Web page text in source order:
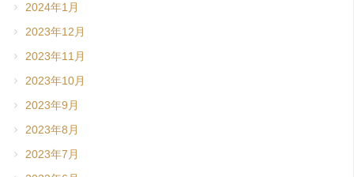
2024年1月
2023年12月
2023年11月
2023年10月
2023年9月
2023年8月
2023年7月